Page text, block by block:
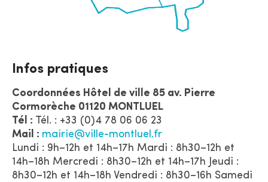
Infos pratiques
Coordonnées Hôtel de ville 85 av. Pierre
Cormorèche 01120 MONTLUEL
Tél : Tél. : +33 (0)4 78 06 06 23
Mail : mairie@ville-montluel.fr
Lundi : 9h–12h et 14h–17h Mardi : 8h30–12h et
14h–18h Mercredi : 8h30–12h et 14h–17h Jeudi :
8h30–12h et 14h–18h Vendredi : 8h30–16h Samedi